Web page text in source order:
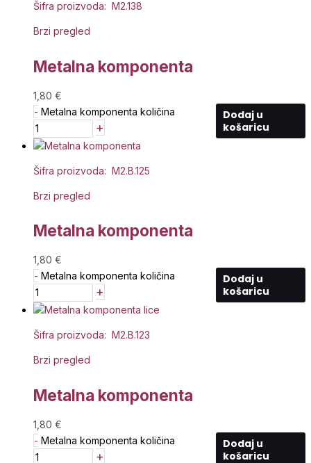
Šifra proizvoda: M2.138
Brzi pregled
Metalna komponenta
1,80 €
- Metalna komponenta količina
+
Dodaj u
košaricu
Šifra proizvoda: M2.B.125
Brzi pregled
Metalna komponenta
1,80 €
- Metalna komponenta količina
+
Dodaj u
košaricu
Šifra proizvoda: M2.B.123
Brzi pregled
Metalna komponenta
1,80 €
- Metalna komponenta količina
+
Dodaj u
košaricu